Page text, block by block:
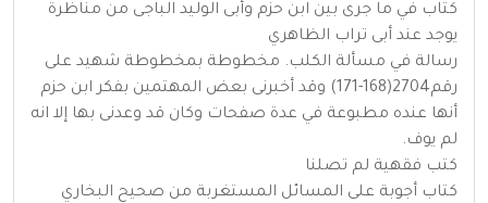
كتاب في ما جرى بين ابن حزم وأبى الوليد الباجى من مناظرة
يوجد عند أبى تراب الظاهري
رسالة في مسألة الكلب. مخطوطة بمخطوطة شهيد على
رقم2704(168-171) وقد أخبرنى بعض المهتمين بفكر ابن حزم
أنها عنده مطبوعة في عدة صفحات وكان قد وعدنى بها إلا انه
لم يوف.
كتب فقهية لم تصلنا
كتاب أجوبة على المسائل المستغربة من صحيح البخاري